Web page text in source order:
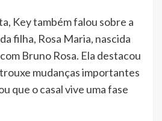
Key também falou sobre a
filha, Rosa Maria, nascida
Bruno Rosa. Ela destacou
mudanças importantes
que o casal vive uma fase